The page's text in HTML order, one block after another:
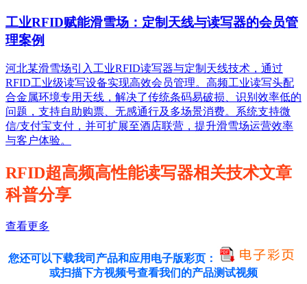
工业RFID赋能滑雪场：定制天线与读写器的会员管
理案例
河北某滑雪场引入工业RFID读写器与定制天线技术，通过
RFID工业级读写设备实现高效会员管理。高频工业读写头配
合金属环境专用天线，解决了传统条码易破损、识别效率低的
问题，支持自助购票、无感通行及多场景消费。系统支持微
信/支付宝支付，并可扩展至酒店联营，提升滑雪场运营效率
与客户体验。
RFID超高频高性能读写器相关技术文章
科普分享
查看更多
您还可以下载我司产品和应用电子版彩页：
或扫描下方视频号查看我们的产品测试视频